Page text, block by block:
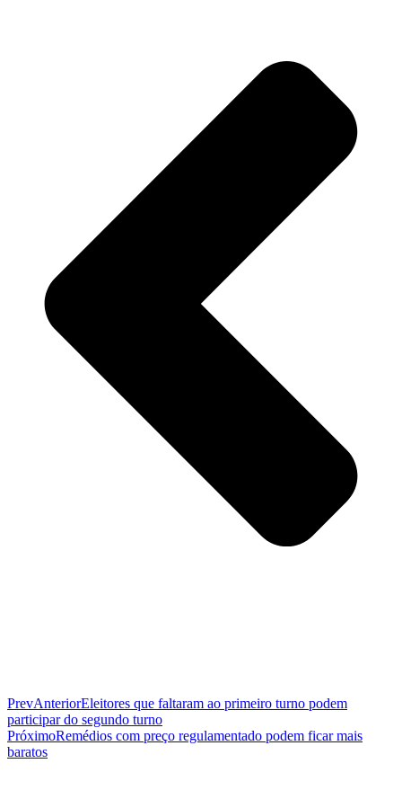
PrevAnteriorEleitores que faltaram ao primeiro turno podem
participar do segundo turno
PróximoRemédios com preço regulamentado podem ficar mais
baratos